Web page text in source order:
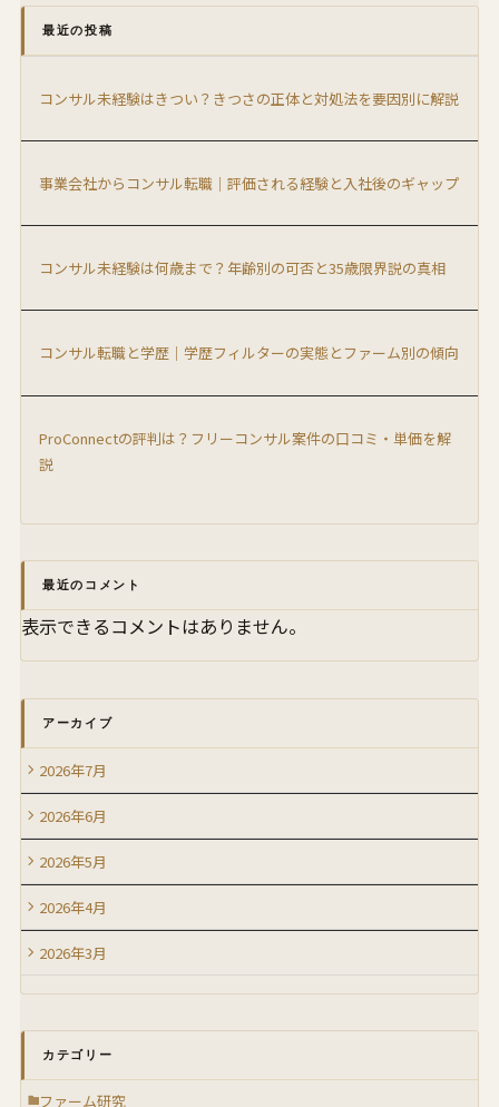
最近の投稿
コンサル未経験はきつい？きつさの正体と対処法を要因別に解説
事業会社からコンサル転職｜評価される経験と入社後のギャップ
コンサル未経験は何歳まで？年齢別の可否と35歳限界説の真相
コンサル転職と学歴｜学歴フィルターの実態とファーム別の傾向
ProConnectの評判は？フリーコンサル案件の口コミ・単価を解
説
最近のコメント
表示できるコメントはありません。
アーカイブ
2026年7月
2026年6月
2026年5月
2026年4月
2026年3月
カテゴリー
ファーム研究